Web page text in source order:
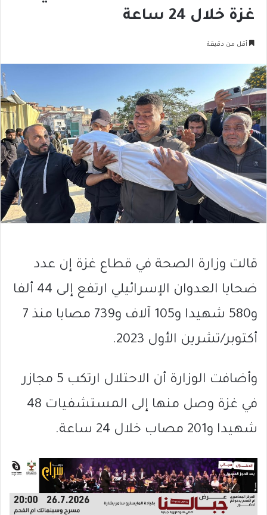
غزة خلال 24 ساعة
أقل من دقيقة
قالت وزارة الصحة في قطاع غزة إن عدد
ضحايا العدوان الإسرائيلي ارتفع إلى 44 ألفا
و580 شهيدا و105 آلاف و739 مصابا منذ 7
أكتوبر/تشرين الأول 2023.
وأضافت الوزارة أن الاحتلال ارتكب 5 مجازر
في غزة وصل منها إلى المستشفيات 48
شهيدا و201 مصاب خلال 24 ساعة.